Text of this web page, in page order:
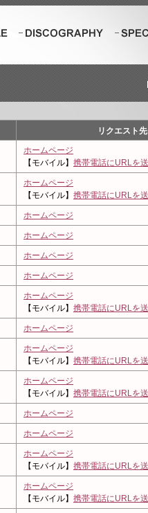
リクエスト先
ホームページ
【モバイル】 携帯電話にURLを
ホームページ
【モバイル】 携帯電話にURLを
ホームページ
ホームページ
ホームページ
ホームページ
ホームページ
【モバイル】 携帯電話にURLを
ホームページ
ホームページ
【モバイル】 携帯電話にURLを
ホームページ
【モバイル】 携帯電話にURLを
ホームページ
ホームページ
ホームページ
【モバイル】 携帯電話にURLを
ホームページ
【モバイル】 携帯電話にURLを